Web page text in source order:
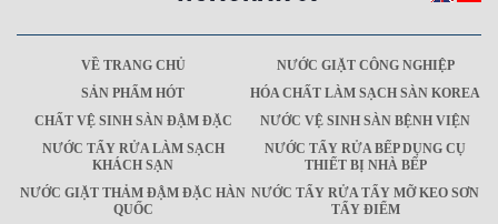
VỀ TRANG CHỦ
NƯỚC GIẶT CÔNG NGHIỆP
SẢN PHẨM HÓT
HÓA CHẤT LÀM SẠCH SÀN KOREA
CHẤT VỆ SINH SÀN ĐẬM ĐẶC
NƯỚC VỆ SINH SÀN BỆNH VIỆN
NƯỚC TẨY RỬA LÀM SẠCH
KHÁCH SẠN
NƯỚC TẨY RỬA BẾP DỤNG CỤ
THIẾT BỊ NHÀ BẾP
NƯỚC GIẶT THẢM ĐẬM ĐẶC HÀN
QUỐC
NƯỚC TẨY RỬA TẨY MỠ KEO SƠN
TẨY ĐIỂM